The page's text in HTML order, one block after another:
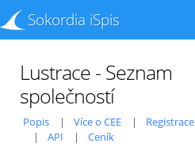
Sokordia iSpis
Lustrace - Seznam
společností
Popis Více o CEE Registrace
API
Ceník